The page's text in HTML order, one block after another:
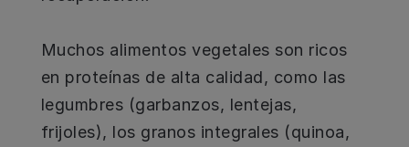
Muchos alimentos vegetales son ricos
en proteínas de alta calidad, como las
legumbres (garbanzos, lentejas,
frijoles), los granos integrales (quinoa,